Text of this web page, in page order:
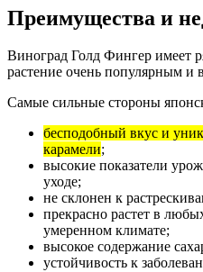
Преимущества и
Виноград Голд Фингер имеет
растение очень популярным и
Самые сильные стороны
бесподобный вкус и
карамели;
высокие показатели
уходе;
не склонен к
прекрасно растет в
умеренном климате;
высокое содержание
устойчивость к